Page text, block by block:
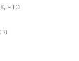
что